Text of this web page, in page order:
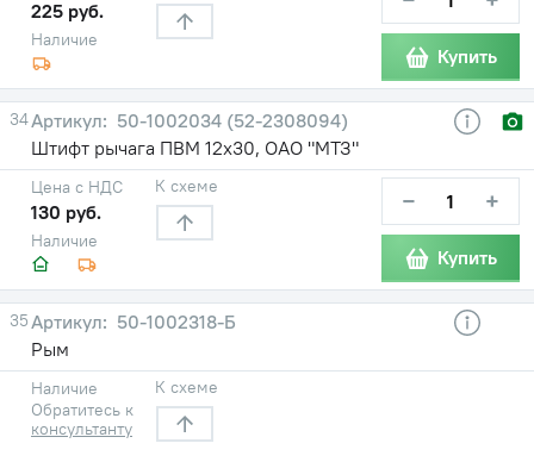
Наличие
225 руб.
Купить
34
50-1002034 (52-2308094)
Штифт рычага ПВМ 12х30, ОАО "МТЗ"
Наличие
Цена с НДС
130 руб.
К схеме − +
Купить
35
50-1002318-Б
Рым
Наличие
Обратитесь к
консультанту
К схеме